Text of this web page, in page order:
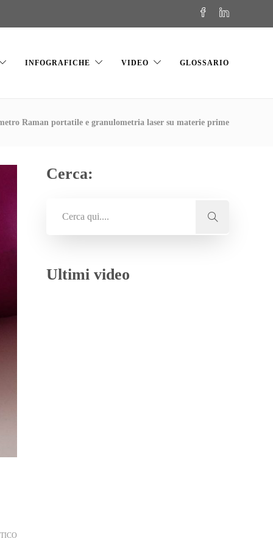
INFOGRAFICHE VIDEO GLOSSARIO
Raman portatile e granulometria laser su materie prime
Cerca:
Ultimi video